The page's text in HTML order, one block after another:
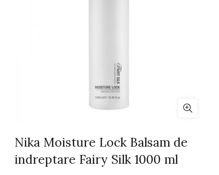
Nika Moisture Lock Balsam de
indreptare Fairy Silk 1000 ml